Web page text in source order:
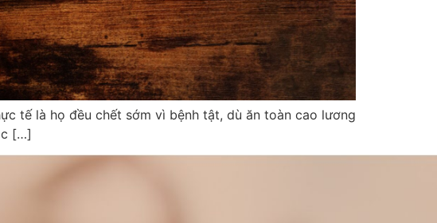
tế là họ đều chết sớm vì bệnh tật, dù ăn toàn cao lương
[…]